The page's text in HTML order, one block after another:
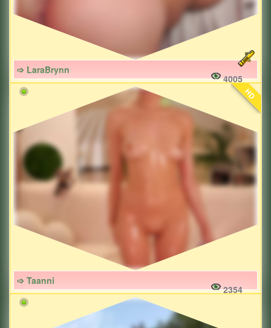
➩ LaraBrynn
4005
HD
➩ Taanni
2354